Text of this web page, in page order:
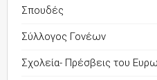
Σπουδές
Σύλλογος Γονέων
Σχολεία- Πρέσβεις του